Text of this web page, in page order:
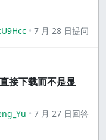
7 月 28 日提问
接下载而不是显
7 月 27 日回答